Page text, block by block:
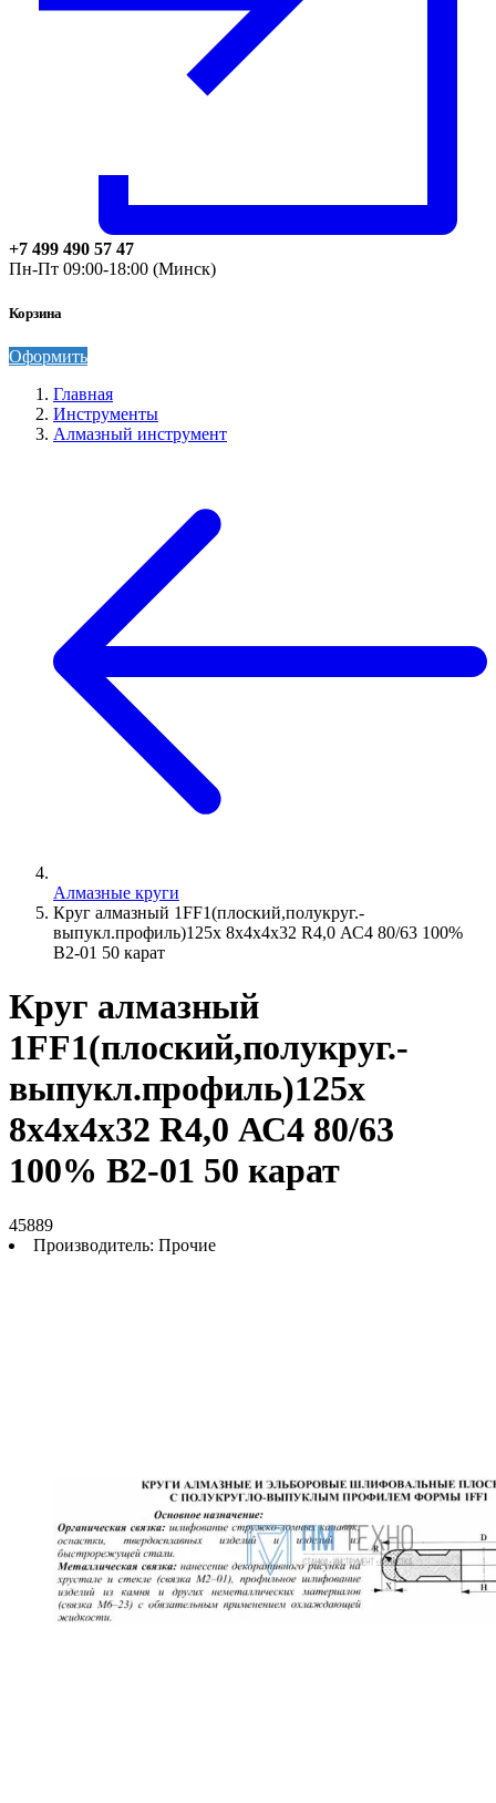
+7 499 490 57 47
Пн-Пт 09:00-18:00 (Минск)
Корзина
Оформить
Главная
Инструменты
Алмазный инструмент
Алмазные круги
Круг алмазный 1FF1(плоский,полукруг.-
выпукл.профиль)125х 8х4х4х32 R4,0 АС4 80/63 100%
В2-01 50 карат
Круг алмазный
1FF1(плоский,полукруг.-
выпукл.профиль)125х
8х4х4х32 R4,0 АС4 80/63
100% В2-01 50 карат
45889
Производитель: Прочие